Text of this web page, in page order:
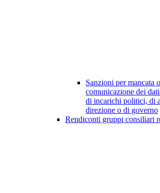
Sanzioni per mancata
comunicazione dei
di incarichi politici, di
direzione o di governo
Rendiconti gruppi consiliari